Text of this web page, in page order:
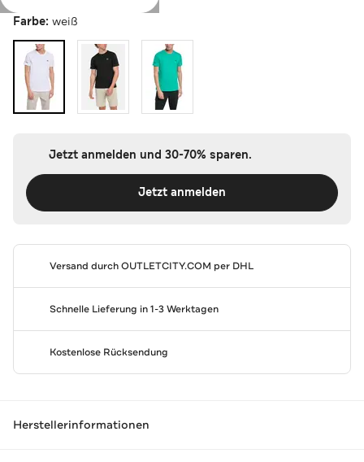
Farbe: weiß
Jetzt anmelden und 30-70% sparen.
Jetzt anmelden
Versand durchOUTLETCITY.COM per DHL
Schnelle Lieferung in 1-3 Werktagen
Kostenlose Rücksendung
Herstellerinformationen